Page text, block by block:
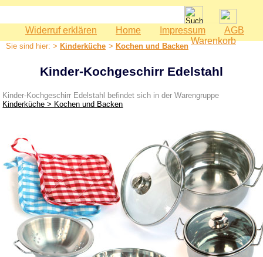
Widerruf erklären Home Impressum
AGB
Warenkorb
Sie sind hier: > Kinderküche > Kochen und Backen
Spielwaren
Babyspielzeug
Bauernhof
Geburtstag
Kaufmannsladen
Kinderküche
Herde und Spülen
Kochen und Backen
Zubehör
Kinderzimmer - Accessoires
Kinder-Kochgeschirr Edelstahl
Kinder-Kochgeschirr Edelstahl befindet sich in der Warengruppe
Kinderküche > Kochen und Backen